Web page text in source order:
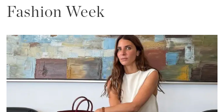
Fashion Week